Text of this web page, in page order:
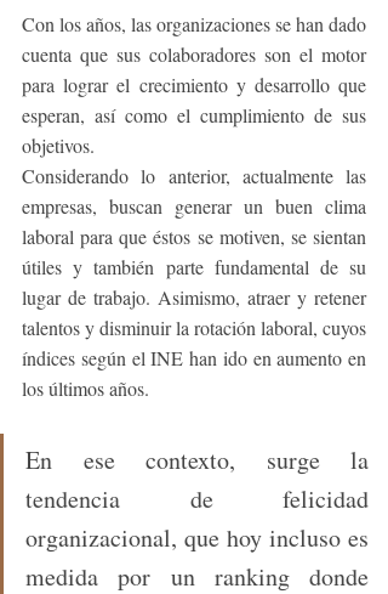
Con los años, las organizaciones se han dado
cuenta que sus colaboradores son el motor
para lograr el crecimiento y desarrollo que
esperan, así como el cumplimiento de sus
objetivos.
Considerando lo anterior, actualmente las
empresas, buscan generar un buen clima
laboral para que éstos se motiven, se sientan
útiles y también parte fundamental de su
lugar de trabajo. Asimismo, atraer y retener
talentos y disminuir la rotación laboral, cuyos
índices según el INE han ido en aumento en
los últimos años.
En ese contexto, surge la
tendencia de felicidad
organizacional, que hoy incluso es
medida por un ranking donde